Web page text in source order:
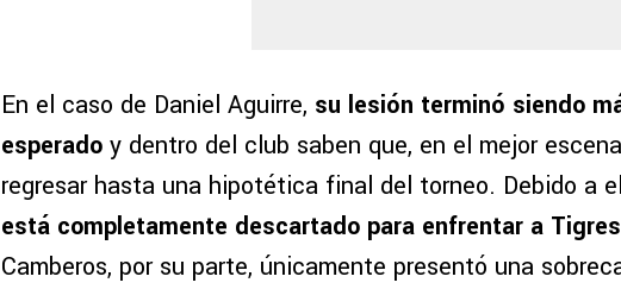
En el caso de Daniel Aguirre, su lesión terminó siendo
esperado y dentro del club saben que, en el mejor
regresar hasta una hipotética final del torneo. Debido a
está completamente descartado para enfrentar a
Camberos, por su parte, únicamente presentó una